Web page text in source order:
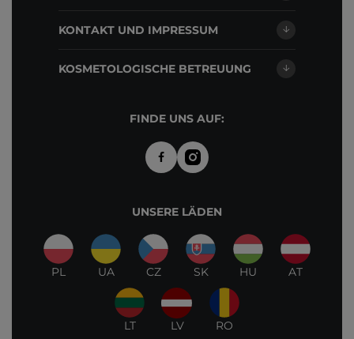
KONTAKT UND IMPRESSUM
KOSMETOLOGISCHE BETREUUNG
FINDE UNS AUF:
UNSERE LÄDEN
PL UA CZ SK HU AT
LT LV RO